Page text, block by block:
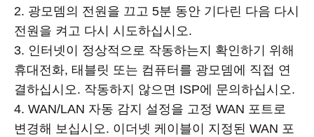
2. 광모뎀의 전원을 끄고 5분 동안 기다린 다음 다시
전원을 켜고 다시 시도하십시오.
3. 인터넷이 정상적으로 작동하는지 확인하기 위해
휴대전화, 태블릿 또는 컴퓨터를 광모뎀에 직접 연
결하십시오. 작동하지 않으면 ISP에 문의하십시오.
4. WAN/LAN 자동 감지 설정을 고정 WAN 포트로
변경해 보십시오. 이더넷 케이블이 지정된 WAN 포